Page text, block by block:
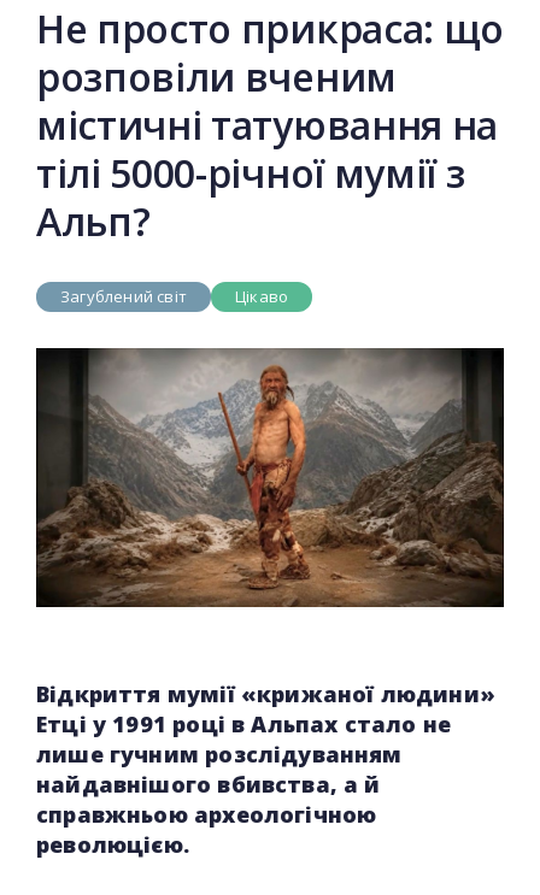
Не просто прикраса: що
розповіли вченим
містичні татуювання на
тілі 5000-річної мумії з
Альп?
Загублений світ Цікаво
Відкриття мумії «крижаної людини»
Етці у 1991 році в Альпах стало не
лише гучним розслідуванням
найдавнішого вбивства, а й
справжньою археологічною
революцією.